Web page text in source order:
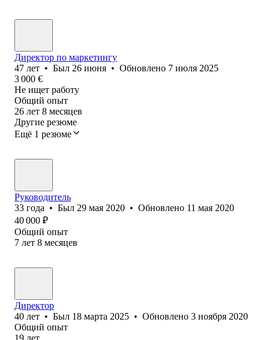
Директор по маркетингу
47 лет • Был 26 июня • Обновлено 7 июля 2025
3 000 €
Не ищет работу
Общий опыт
26 лет 8 месяцев
Другие резюме
Ещё 1 резюме
Руководитель
33 года • Был 29 мая 2020 • Обновлено 11 мая 2020
40 000 ₽
Общий опыт
7 лет 8 месяцев
Директор
40 лет • Был 18 марта 2025 • Обновлено 3 ноября 2020
Общий опыт
19 лет